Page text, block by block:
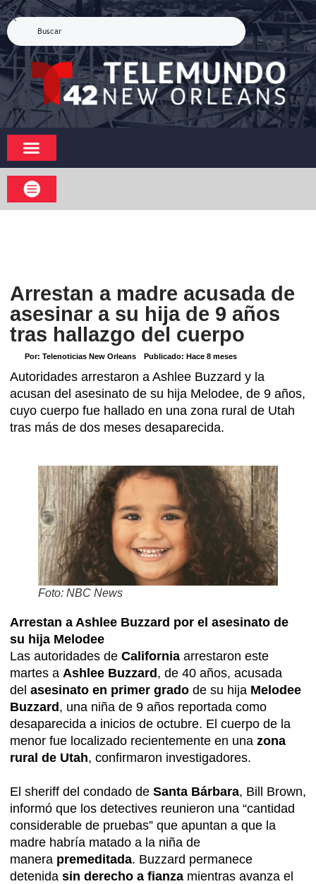
Arrestan a madre acusada de
asesinar a su hija de 9 años
tras hallazgo del cuerpo
Por: Telenoticias New Orleans Publicado: Hace 8 meses
Autoridades arrestaron a Ashlee Buzzard y la
acusan del asesinato de su hija Melodee, de 9 años,
cuyo cuerpo fue hallado en una zona rural de Utah
tras más de dos meses desaparecida.
Foto: NBC News
Arrestan a Ashlee Buzzard por el asesinato de
su hija Melodee
Las autoridades de California arrestaron este
martes a Ashlee Buzzard, de 40 años, acusada
del asesinato en primer grado de su hija Melodee
Buzzard, una niña de 9 años reportada como
desaparecida a inicios de octubre. El cuerpo de la
menor fue localizado recientemente en una zona
rural de Utah, confirmaron investigadores.
El sheriff del condado de Santa Bárbara, Bill Brown,
informó que los detectives reunieron una “cantidad
considerable de pruebas” que apuntan a que la
madre habría matado a la niña de
manera premeditada. Buzzard permanece
detenida sin derecho a fianza mientras avanza el